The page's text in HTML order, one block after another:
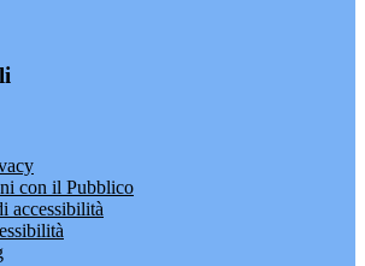
con il Pubblico
accessibilità